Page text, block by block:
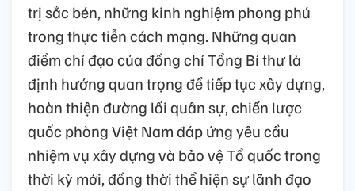
trị sắc bén, những kinh nghiệm phong phú
trong thực tiễn cách mạng. Những quan
điểm chỉ đạo của đồng chí Tổng Bí thư là
định hướng quan trọng để tiếp tục xây dựng,
hoàn thiện đường lối quân sự, chiến lược
quốc phòng Việt Nam đáp ứng yêu cầu
nhiệm vụ xây dựng và bảo vệ Tổ quốc trong
thời kỳ mới, đồng thời thể hiện sự lãnh đạo